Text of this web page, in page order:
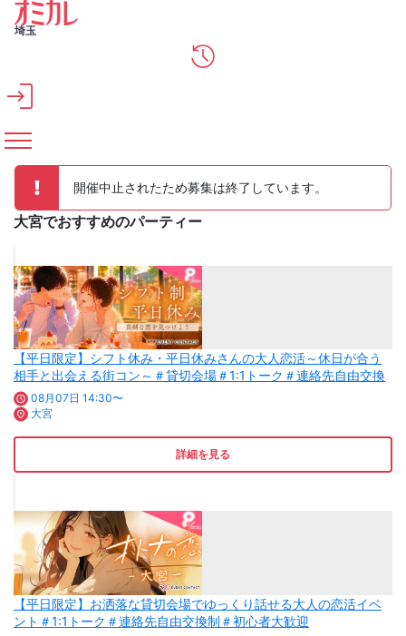
メインコンテンツへスキップ
埼玉
開催中止されたため募集は終了しています。
大宮でおすすめのパーティー
【平日限定】シフト休み・平日休みさんの大人恋活～休日が合う
相手と出会える街コン～＃貸切会場＃1:1トーク＃連絡先自由交換
08月07日 14:30〜
大宮
詳細を見る
【平日限定】お洒落な貸切会場でゆっくり話せる大人の恋活イベ
ント＃1:1トーク＃連絡先自由交換制＃初心者大歓迎